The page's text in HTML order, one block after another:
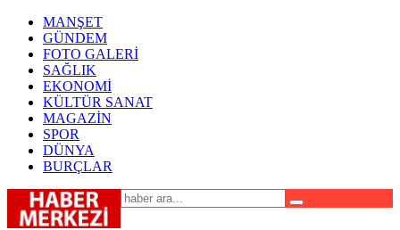
MANŞET
GÜNDEM
FOTO GALERİ
SAĞLIK
EKONOMİ
KÜLTÜR SANAT
MAGAZİN
SPOR
DÜNYA
BURÇLAR